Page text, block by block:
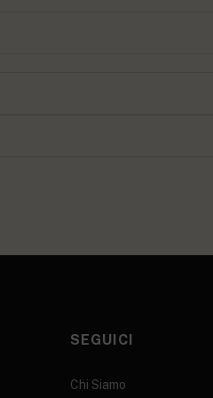
SEGUICI
Chi Siamo